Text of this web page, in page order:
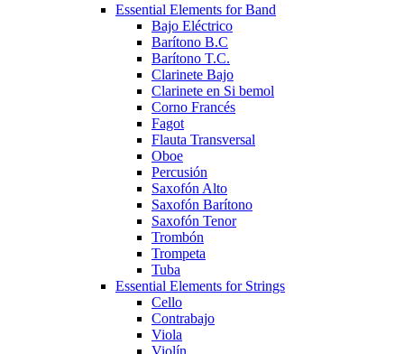
Essential Elements for Band
Bajo Eléctrico
Barítono B.C
Barítono T.C.
Clarinete Bajo
Clarinete en Si bemol
Corno Francés
Fagot
Flauta Transversal
Oboe
Percusión
Saxofón Alto
Saxofón Barítono
Saxofón Tenor
Trombón
Trompeta
Tuba
Essential Elements for Strings
Cello
Contrabajo
Viola